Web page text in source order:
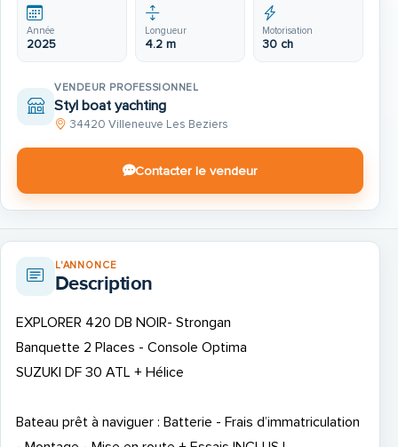
Année
2025
Longueur
4.2 m
Motorisation
30 ch
VENDEUR PROFESSIONNEL
Styl boat yachting
34420 Villeneuve Les Beziers
Contacter le vendeur
L'ANNONCE
Description
EXPLORER 420 DB NOIR- Strongan
Banquette 2 Places - Console Optima
SUZUKI DF 30 ATL + Hélice
Bateau prêt à naviguer : Batterie - Frais d’immatriculation